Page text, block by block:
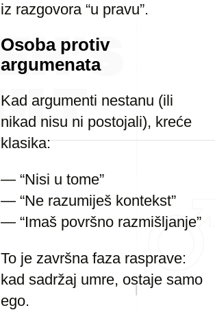
iz razgovora “u pravu”.
Osoba protiv
argumenata
Kad argumenti nestanu (ili
nikad nisu ni postojali), kreće
klasika:
— “Nisi u tome”
— “Ne razumiješ kontekst”
— “Imaš površno razmišljanje”
To je završna faza rasprave:
kad sadržaj umre, ostaje samo
ego.